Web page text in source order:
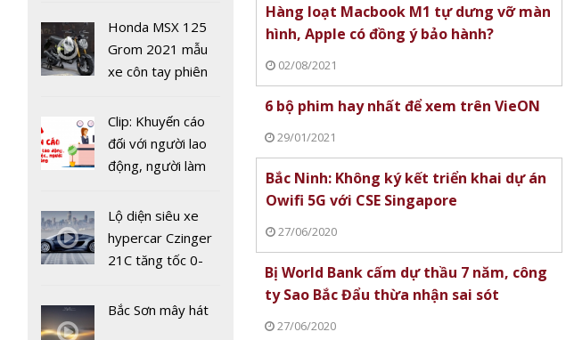
Mitsubishi T&T
Hải Dương tổ
chức chương trình
mới
chưa đến 40 nghìn
USD
Honda MSX 125
Grom 2021 mẫu
xe côn tay phiên
Clip: Khuyến cáo
đối với người lao
động, người làm
hàng tại khu dịch
vụ trong dịch
Covid-19
Lộ diện siêu xe
hypercar Czinger
21C tăng tốc 0-
2 giây
Bắc Sơn mây hát
Hàng loạt Macbook M1 tự dưng vỡ màn
hình, Apple có đồng ý bảo hành?
02/08/2021
6 bộ phim hay nhất để xem trên VieON
29/01/2021
Bắc Ninh: Không ký kết triển khai dự án
Owifi 5G với CSE Singapore
27/06/2020
Bị World Bank cấm dự thầu 7 năm, công
ty Sao Bắc Đẩu thừa nhận sai sót
27/06/2020